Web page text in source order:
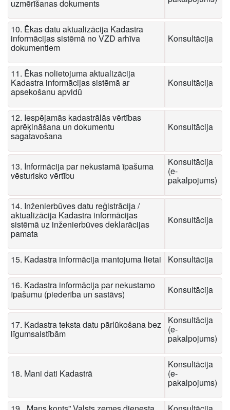
uzmērīšanas dokuments
10. Ēkas datu aktualizācija Kadastra
informācijas sistēmā no VZD arhīva
dokumentiem
Konsultācija
11. Ēkas nolietojuma aktualizācija
Kadastra informācijas sistēmā ar
apsekošanu apvidū
Konsultācija
12. Iespējamās kadastrālās vērtības
aprēķināšana un dokumentu
sagatavošana
Konsultācija
13. Informācija par nekustamā īpašuma
vēsturisko vērtību
Konsultācija
(e-
pakalpojums)
14. Inženierbūves datu reģistrācija /
aktualizācija Kadastra informācijas
sistēmā uz inženierbūves deklarācijas
pamata
Konsultācija
15. Kadastra informācija mantojuma lietai Konsultācija
16. Kadastra informācija par nekustamo
īpašumu (piederība un sastāvs) Konsultācija
17. Kadastra teksta datu pārlūkošana bez
līgumsaistībām
Konsultācija
(e-
pakalpojums)
18. Mani dati Kadastrā
Konsultācija
(e-
pakalpojums)